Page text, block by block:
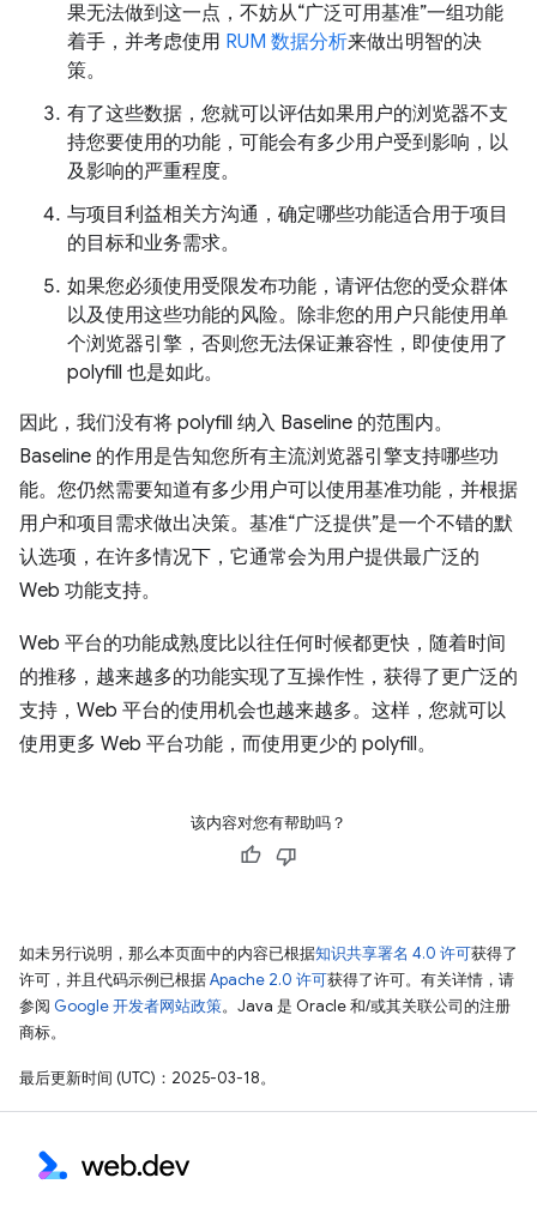
果无法做到这一点，不妨从“广泛可用基准”一组功能
着手，并考虑使用 RUM 数据分析来做出明智的决
策。
有了这些数据，您就可以评估如果用户的浏览器不支
持您要使用的功能，可能会有多少用户受到影响，以
及影响的严重程度。
与项目利益相关方沟通，确定哪些功能适合用于项目
的目标和业务需求。
如果您必须使用受限发布功能，请评估您的受众群体
以及使用这些功能的风险。除非您的用户只能使用单
个浏览器引擎，否则您无法保证兼容性，即使使用了
polyfill 也是如此。
因此，我们没有将 polyfill 纳入 Baseline 的范围内。
Baseline 的作用是告知您所有主流浏览器引擎支持哪些功
能。您仍然需要知道有多少用户可以使用基准功能，并根据
用户和项目需求做出决策。基准“广泛提供”是一个不错的默
认选项，在许多情况下，它通常会为用户提供最广泛的
Web 功能支持。
Web 平台的功能成熟度比以往任何时候都更快，随着时间
的推移，越来越多的功能实现了互操作性，获得了更广泛的
支持，Web 平台的使用机会也越来越多。这样，您就可以
使用更多 Web 平台功能，而使用更少的 polyfill。
该内容对您有帮助吗？
如未另行说明，那么本页面中的内容已根据知识共享署名 4.0 许可获得了
许可，并且代码示例已根据Apache 2.0 许可获得了许可。有关详情，请
参阅 Google 开发者网站政策。Java 是 Oracle 和/或其关联公司的注册
商标。
最后更新时间 (UTC)：2025-03-18。